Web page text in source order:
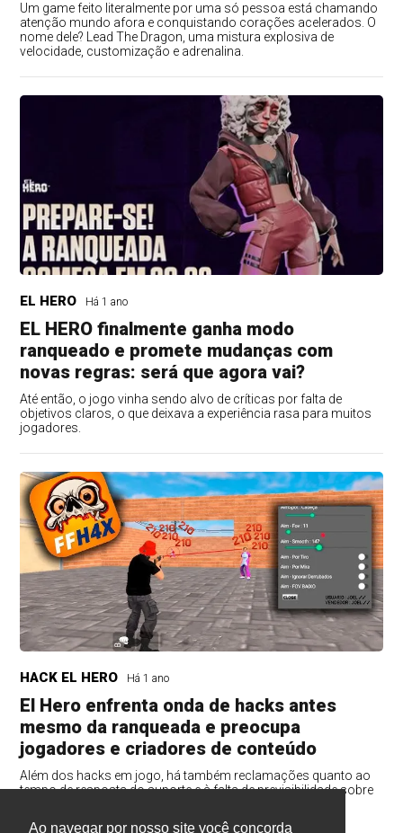
Ao navegar por nosso site você concorda
Um game feito literalmente por uma só pessoa está chamando
atenção mundo afora e conquistando corações acelerados. O
nome dele? Lead The Dragon, uma mistura explosiva de
velocidade, customização e adrenalina.
EL HERO Há 1 ano
EL HERO finalmente ganha modo
ranqueado e promete mudanças com
novas regras: será que agora vai?
Até então, o jogo vinha sendo alvo de críticas por falta de
objetivos claros, o que deixava a experiência rasa para muitos
jogadores.
HACK EL HERO Há 1 ano
El Hero enfrenta onda de hacks antes
mesmo da ranqueada e preocupa
jogadores e criadores de conteúdo
Além dos hacks em jogo, há também reclamações quanto ao
tempo de resposta do suporte e à falta de previsibilidade sobre